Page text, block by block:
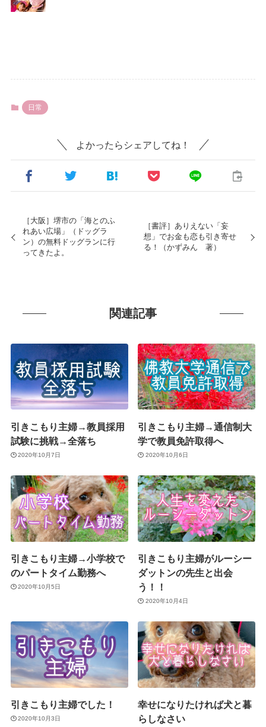
日常
よかったらシェアしてね！
［大阪］堺市の「海とのふ
れあい広場」（ドッグラ
ン）の無料ドッグランに行
ってきたよ。
［書評］ありえない「妄
想」でお金も恋も引き寄せ
る！（かずみん 著）
関連記事
引きこもり主婦→教員採用
試験に挑戦→全落ち
2020年10月7日
引きこもり主婦→通信制大
学で教員免許取得へ
2020年10月6日
引きこもり主婦→小学校で
のパートタイム勤務へ
2020年10月5日
引きこもり主婦がルーシー
ダットンの先生と出会
う！！
2020年10月4日
引きこもり主婦でした！
2020年10月3日
幸せになりたければ犬と暮
らしなさい